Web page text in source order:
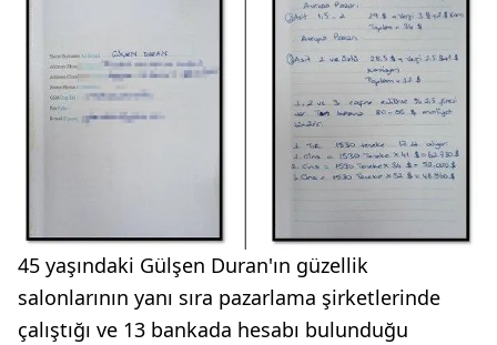
45 yaşındaki Gülşen Duran'ın güzellik
salonlarının yanı sıra pazarlama şirketlerinde
çalıştığı ve 13 bankada hesabı bulunduğu